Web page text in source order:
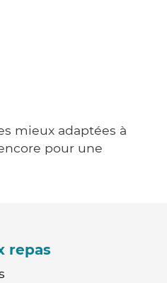
mieux adaptées à
pour une
repas